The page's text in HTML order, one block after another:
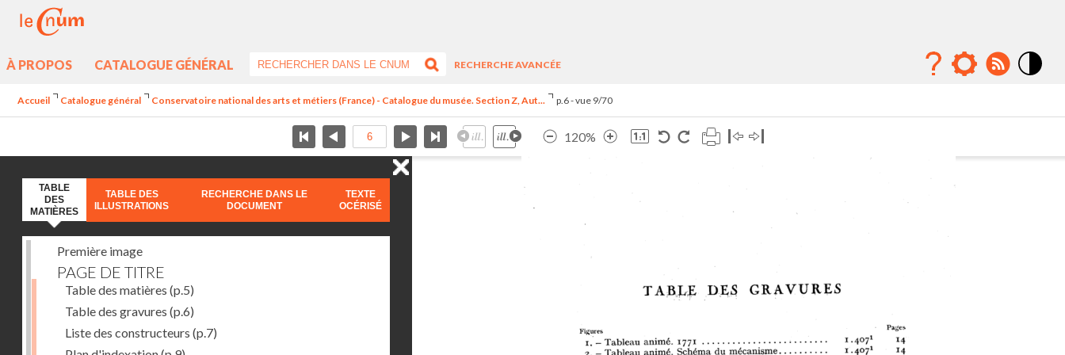
À PROPOS CATALOGUE GÉNÉRAL
RECHERCHE AVANCÉE
Accueil Catalogue général Conservatoire national des arts et métiers (France) - Catalogue du musée. Section Z, Aut... p.6 - vue 9/70
120%
TABLE
DES
MATIÈRES
TABLE DES
ILLUSTRATIONS
RECHERCHE DANS LE
DOCUMENT
TEXTE
OCÉRISÉ
Première image
PAGE DE TITRE
Table des matières (p.5)
Table des gravures (p.6)
Liste des constructeurs (p.7)